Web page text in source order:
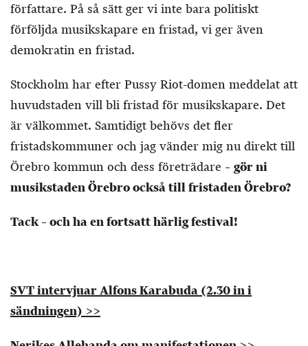
författare. På så sätt ger vi inte bara politiskt
förföljda musikskapare en fristad, vi ger även
demokratin en fristad.
Stockholm har efter Pussy Riot-domen meddelat att
huvudstaden vill bli fristad för musikskapare. Det
är välkommet. Samtidigt behövs det fler
fristadskommuner och jag vänder mig nu direkt till
Örebro kommun och dess företrädare – gör ni
musikstaden Örebro också till fristaden Örebro?
Tack – och ha en fortsatt härlig festival!
SVT intervjuar Alfons Karabuda (2.30 in i
sändningen) >>